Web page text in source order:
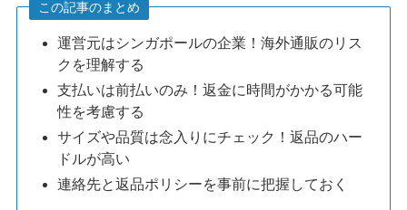
この記事のまとめ
運営元はシンガポールの企業！海外通販のリス
クを理解する
支払いは前払いのみ！返金に時間がかかる可能
性を考慮する
サイズや品質は念入りにチェック！返品のハー
ドルが高い
連絡先と返品ポリシーを事前に把握しておく